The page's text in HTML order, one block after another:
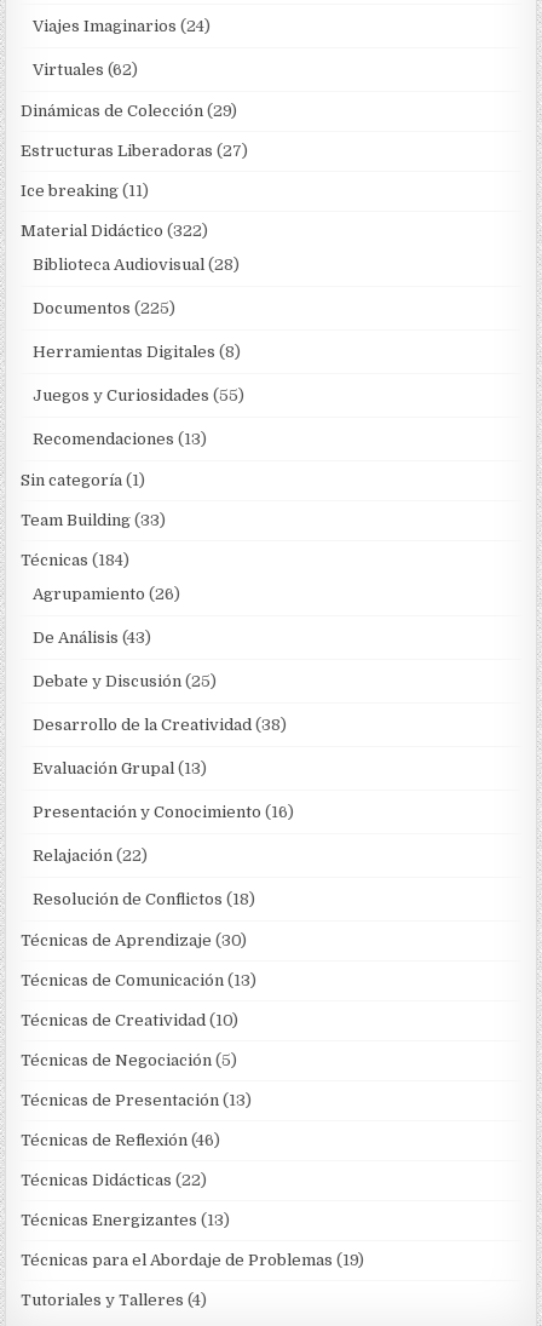
Viajes Imaginarios (24)
Virtuales (62)
Dinámicas de Colección (29)
Estructuras Liberadoras (27)
Ice breaking (11)
Material Didáctico (322)
Biblioteca Audiovisual (28)
Documentos (225)
Herramientas Digitales (8)
Juegos y Curiosidades (55)
Recomendaciones (13)
Sin categoría (1)
Team Building (33)
Técnicas (184)
Agrupamiento (26)
De Análisis (43)
Debate y Discusión (25)
Desarrollo de la Creatividad (38)
Evaluación Grupal (13)
Presentación y Conocimiento (16)
Relajación (22)
Resolución de Conflictos (18)
Técnicas de Aprendizaje (30)
Técnicas de Comunicación (13)
Técnicas de Creatividad (10)
Técnicas de Negociación (5)
Técnicas de Presentación (13)
Técnicas de Reflexión (46)
Técnicas Didácticas (22)
Técnicas Energizantes (13)
Técnicas para el Abordaje de Problemas (19)
Tutoriales y Talleres (4)